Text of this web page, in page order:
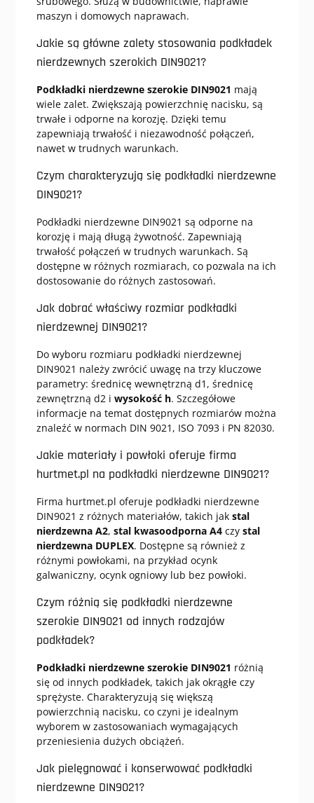
maszyn i domowych naprawach.
Jakie są główne zalety stosowania podkładek
nierdzewnych szerokich DIN9021?
Podkładki nierdzewne szerokie DIN9021 mają
wiele zalet. Zwiększają powierzchnię nacisku, są
trwałe i odporne na korozję. Dzięki temu
zapewniają trwałość i niezawodność połączeń,
nawet w trudnych warunkach.
Czym charakteryzują się podkładki nierdzewne
DIN9021?
Podkładki nierdzewne DIN9021 są odporne na
korozję i mają długą żywotność. Zapewniają
trwałość połączeń w trudnych warunkach. Są
dostępne w różnych rozmiarach, co pozwala na ich
dostosowanie do różnych zastosowań.
Jak dobrać właściwy rozmiar podkładki
nierdzewnej DIN9021?
Do wyboru rozmiaru podkładki nierdzewnej
DIN9021 należy zwrócić uwagę na trzy kluczowe
parametry: średnicę wewnętrzną d1, średnicę
zewnętrzną d2 i wysokość h. Szczegółowe
informacje na temat dostępnych rozmiarów można
znaleźć w normach DIN 9021, ISO 7093 i PN 82030.
Jakie materiały i powłoki oferuje firma
hurtmet.pl na podkładki nierdzewne DIN9021?
Firma hurtmet.pl oferuje podkładki nierdzewne
DIN9021 z różnych materiałów, takich jak stal
nierdzewna A2, stal kwasoodporna A4czy stal
nierdzewna DUPLEX. Dostępne są również z
różnymi powłokami, na przykład ocynk
galwaniczny, ocynk ogniowy lub bez powłoki.
Czym różnią się podkładki nierdzewne
szerokie DIN9021 od innych rodzajów
podkładek?
Podkładki nierdzewne szerokie DIN9021 różnią
się od innych podkładek, takich jak okrągłe czy
sprężyste. Charakteryzują się większą
powierzchnią nacisku, co czyni je idealnym
wyborem w zastosowaniach wymagających
przeniesienia dużych obciążeń.
Jak pielęgnować i konserwować podkładki
nierdzewne DIN9021?